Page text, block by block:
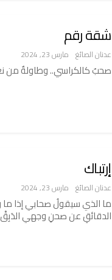
شقة رقم
عدنان الصائغ مارس 23, 2024
صحبٌ كالكراسي.. وطاولةٌ من
إرتباك
عدنان الصائغ مارس 23, 2024
ما الذي سيقولُ صحابي إذا
الدقائقِ عن صحنِ وجهي الدَبِقْ